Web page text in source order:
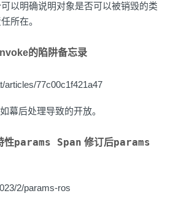
以明确说明对象是否可以被销毁的类
所在。
的陷阱备忘录
articles/77c00c1f421a47
幕后处理导致的开放。
性params Span 修订后params
2/params-ros